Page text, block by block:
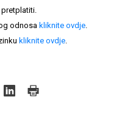
odnosa kliknite ovdje.
kliknite ovdje.